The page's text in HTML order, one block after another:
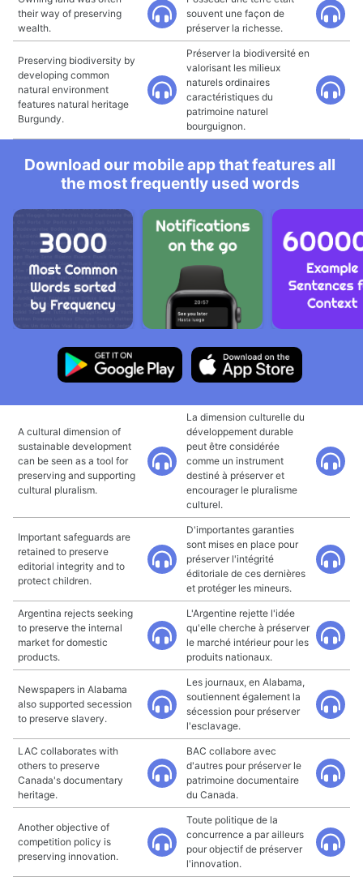
their way of preserving
wealth.
souvent une façon de
préserver la richesse.
Preserving biodiversity by
developing common
natural environment
features natural heritage
Burgundy.
Préserver la biodiversité en
valorisant les milieux
naturels ordinaires
caractéristiques du
patrimoine naturel
bourguignon.
Download our mobile app that features all
the most frequently used words
A cultural dimension of
sustainable development
can be seen as a tool for
preserving and supporting
cultural pluralism.
La dimension culturelle du
développement durable
peut être considérée
comme un instrument
destiné à préserver et
encourager le pluralisme
culturel.
Important safeguards are
retained to preserve
editorial integrity and to
protect children.
D'importantes garanties
sont mises en place pour
préserver l'intégrité
éditoriale de ces dernières
et protéger les mineurs.
Argentina rejects seeking
to preserve the internal
market for domestic
products.
L'Argentine rejette l'idée
qu'elle cherche à préserver
le marché intérieur pour les
produits nationaux.
Newspapers in Alabama
also supported secession
to preserve slavery.
Les journaux, en Alabama,
soutiennent également la
sécession pour préserver
l'esclavage.
LAC collaborates with
others to preserve
Canada's documentary
heritage.
BAC collabore avec
d'autres pour préserver le
patrimoine documentaire
du Canada.
Another objective of
competition policy is
preserving innovation.
Toute politique de la
concurrence a par ailleurs
pour objectif de préserver
l'innovation.